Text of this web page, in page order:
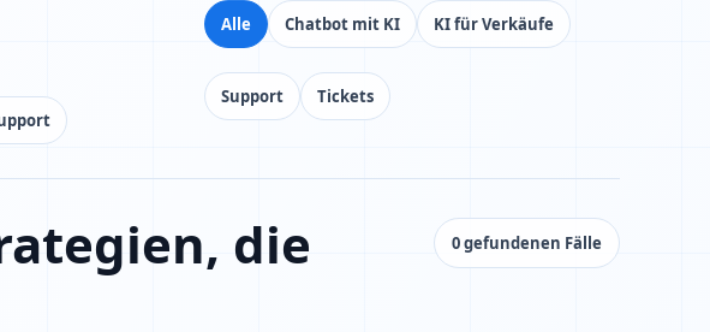
Alle Chatbot mit KI KI für Verkäufe
Support Tickets
die 0 gefundenen Fälle